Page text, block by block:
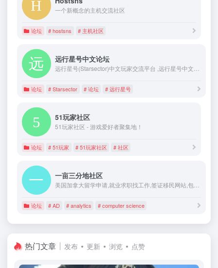
一个新概念的主机交流社区
论坛 # hostsns # 主机社区
远行星号中文论坛
远行星号(Starsector)中文玩家交流平台 ,远行星号中文论坛
论坛 # Starsector # 论坛 # 远行星号
51玩家社区
51玩家社区 - 游戏爱好者聚集地！
论坛 # 51玩家 # 51玩家社区 # 社区
一亩三分地社区
美国加拿大留学申请,就业求职找工作,签证移民网站,包含计算机CS电子工程EE管理信息系统MIS统计生统Biostatistics数据科学data science analytics等各专业硕士博士申请信息
论坛 # AD # analytics # computer science
热门文章 发布 更新 浏览 点赞